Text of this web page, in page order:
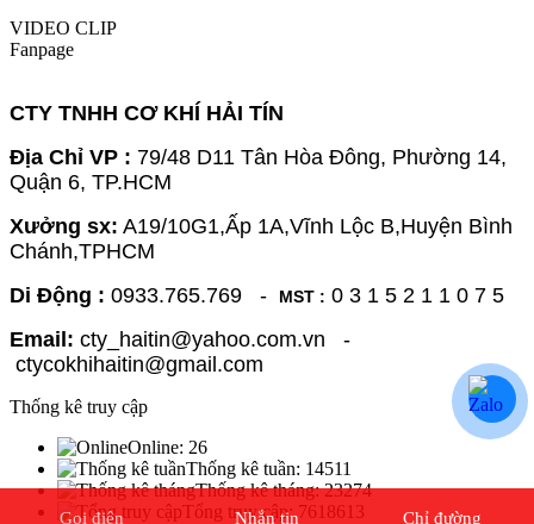
VIDEO CLIP
Fanpage
CTY TNHH CƠ KHÍ HẢI TÍN
Địa Chỉ VP : 79/48 D11 Tân Hòa Đông, Phường 14,
Quận 6, TP.HCM
Xưởng sx: A19/10G1,Ấp 1A,Vĩnh Lộc B,Huyện Bình
Chánh,TPHCM
Di Động : 0933.765.769 - MST : 0 3 1 5 2 1 1 0 7 5
Email: cty_haitin@yahoo.com.vn -
ctycokhihaitin@gmail.com
Thống kê truy cập
Online: 26
Thống kê tuần: 14511
Thống kê tháng:23274
Tổng truy cập:7618613
Gọi điện Nhắn tin Chỉ đường